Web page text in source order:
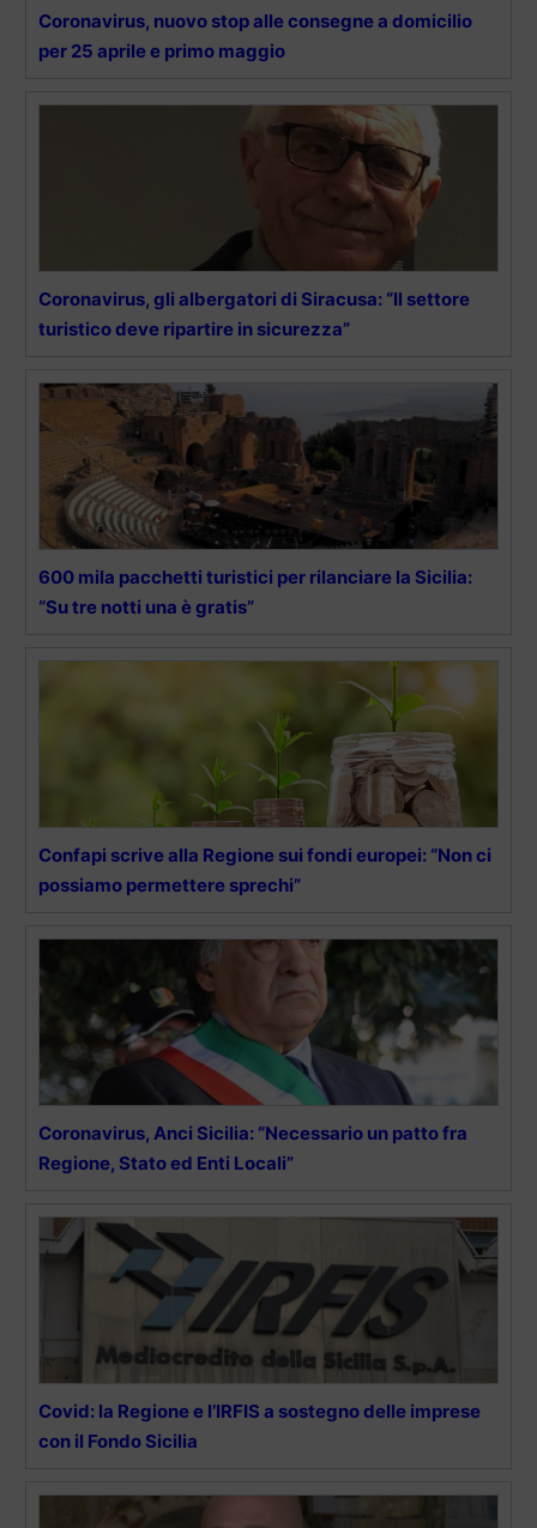
Coronavirus, nuovo stop alle consegne a domicilio
per 25 aprile e primo maggio
Coronavirus, gli albergatori di Siracusa: “Il settore
turistico deve ripartire in sicurezza”
600 mila pacchetti turistici per rilanciare la Sicilia:
“Su tre notti una è gratis”
Confapi scrive alla Regione sui fondi europei: “Non ci
possiamo permettere sprechi”
Coronavirus, Anci Sicilia: “Necessario un patto fra
Regione, Stato ed Enti Locali”
Covid: la Regione e l’IRFIS a sostegno delle imprese
con il Fondo Sicilia